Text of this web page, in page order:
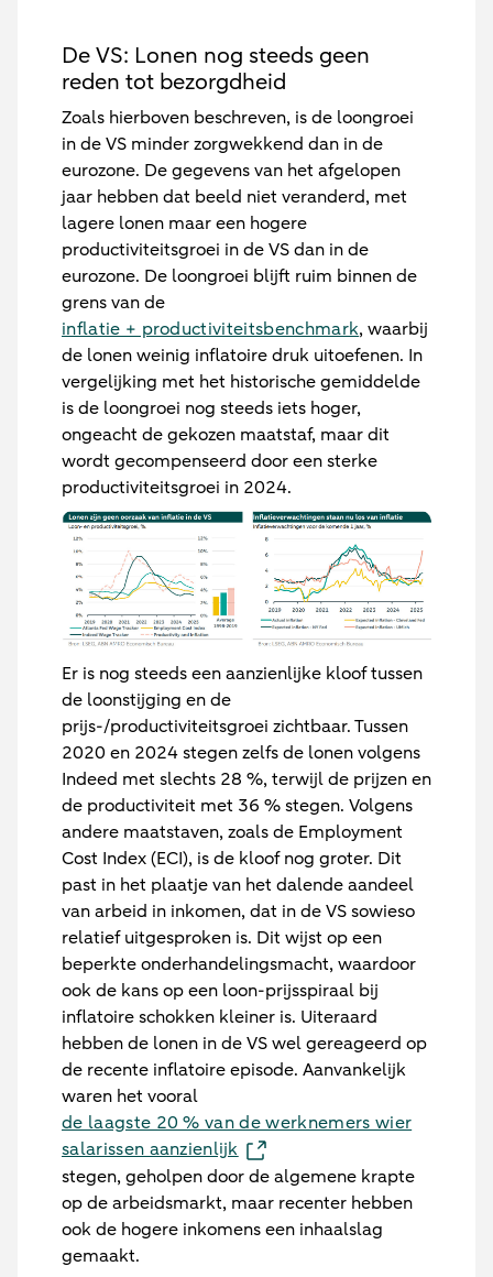
De VS: Lonen nog steeds geen
reden tot bezorgdheid
Zoals hierboven beschreven, is de loongroei
in de VS minder zorgwekkend dan in de
eurozone. De gegevens van het afgelopen
jaar hebben dat beeld niet veranderd, met
lagere lonen maar een hogere
productiviteitsgroei in de VS dan in de
eurozone. De loongroei blijft ruim binnen de
grens van de
inflatie + productiviteitsbenchmark, waarbij
de lonen weinig inflatoire druk uitoefenen. In
vergelijking met het historische gemiddelde
is de loongroei nog steeds iets hoger,
ongeacht de gekozen maatstaf, maar dit
wordt gecompenseerd door een sterke
productiviteitsgroei in 2024.
Er is nog steeds een aanzienlijke kloof tussen
de loonstijging en de
prijs-/productiviteitsgroei zichtbaar. Tussen
2020 en 2024 stegen zelfs de lonen volgens
Indeed met slechts 28 %, terwijl de prijzen en
de productiviteit met 36 % stegen. Volgens
andere maatstaven, zoals de Employment
Cost Index (ECI), is de kloof nog groter. Dit
past in het plaatje van het dalende aandeel
van arbeid in inkomen, dat in de VS sowieso
relatief uitgesproken is. Dit wijst op een
beperkte onderhandelingsmacht, waardoor
ook de kans op een loon-prijsspiraal bij
inflatoire schokken kleiner is. Uiteraard
hebben de lonen in de VS wel gereageerd op
de recente inflatoire episode. Aanvankelijk
waren het vooral
de laagste 20 % van de werknemers wier
salarissen aanzienlijk
stegen, geholpen door de algemene krapte
op de arbeidsmarkt, maar recenter hebben
ook de hogere inkomens een inhaalslag
gemaakt.